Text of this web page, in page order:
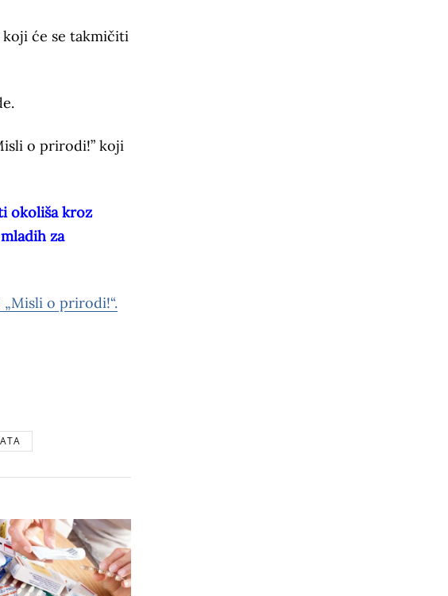
koji će se takmičiti
o prirodi!” koji
okoliša kroz
za
o prirodi!“.